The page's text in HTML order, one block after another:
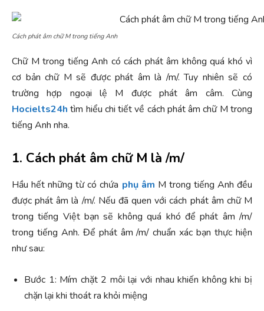
Cách phát âm chữ M trong tiếng Anh
Chữ M trong tiếng Anh có cách phát âm không quá khó vì
cơ bản chữ M sẽ được phát âm là /m/. Tuy nhiên sẽ có
trường hợp ngoại lệ M được phát âm câm. Cùng
Hocielts24h tìm hiểu chi tiết về cách phát âm chữ M trong
tiếng Anh nha.
1. Cách phát âm chữ M là /m/
Hầu hết những từ có chứa phụ âm M trong tiếng Anh đều
được phát âm là /m/. Nếu đã quen với cách phát âm chữ M
trong tiếng Việt bạn sẽ không quá khó để phát âm /m/
trong tiếng Anh. Để phát âm /m/ chuẩn xác bạn thực hiện
như sau:
Bước 1: Mím chặt 2 môi lại với nhau khiến không khi bị
chặn lại khi thoát ra khỏi miệng